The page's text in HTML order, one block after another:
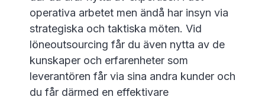
operativa arbetet men ändå har insyn via
strategiska och taktiska möten. Vid
löneoutsourcing får du även nytta av de
kunskaper och erfarenheter som
leverantören får via sina andra kunder och
du får därmed en effektivare